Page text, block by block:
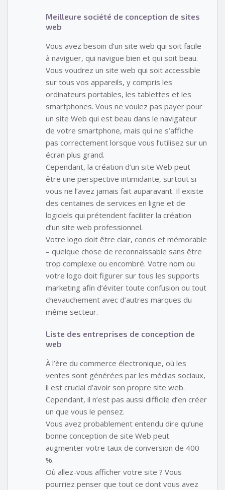
Meilleure société de conception de sites
web
Vous avez besoin d’un site web qui soit facile
à naviguer, qui navigue bien et qui soit beau.
Vous voudrez un site web qui soit accessible
sur tous vos appareils, y compris les
ordinateurs portables, les tablettes et les
smartphones. Vous ne voulez pas payer pour
un site Web qui est beau dans le navigateur
de votre smartphone, mais qui ne s’affiche
pas correctement lorsque vous l’utilisez sur un
écran plus grand.
Cependant, la création d’un site Web peut
être une perspective intimidante, surtout si
vous ne l’avez jamais fait auparavant. Il existe
des centaines de services en ligne et de
logiciels qui prétendent faciliter la création
d’un site web professionnel.
Votre logo doit être clair, concis et mémorable
– quelque chose de reconnaissable sans être
trop complexe ou encombré. Votre nom ou
votre logo doit figurer sur tous les supports
marketing afin d’éviter toute confusion ou tout
chevauchement avec d’autres marques du
même secteur.
Liste des entreprises de conception de
web
À l’ère du commerce électronique, où les
ventes sont générées par les médias sociaux,
il est crucial d’avoir son propre site web.
Cependant, il n’est pas aussi difficile d’en créer
un que vous le pensez.
Vous avez probablement entendu dire qu’une
bonne conception de site Web peut
augmenter votre taux de conversion de 400
%.
Où allez-vous afficher votre site ? Vous
pourriez penser que tout ce dont vous avez